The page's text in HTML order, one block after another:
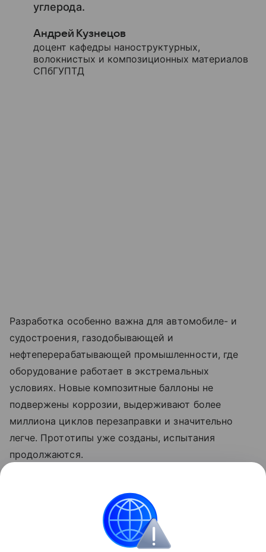
углерода.
Андрей Кузнецов
доцент кафедры наноструктурных,
волокнистых и композиционных материалов
СПбГУПТД
Разработка особенно важна для автомобиле- и
судостроения, газодобывающей и
нефтеперерабатывающей промышленности, где
оборудование работает в экстремальных
условиях. Новые композитные баллоны не
подвержены коррозии, выдерживают более
миллиона циклов перезаправки и значительно
легче. Прототипы уже созданы, испытания
продолжаются.
петербургские ученые разработали умный
термоконтейнер для грузоперевозок.